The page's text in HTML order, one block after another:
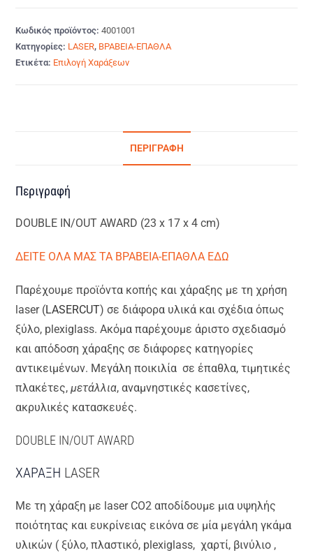
Κωδικός προϊόντος:4001001
Κατηγορίες: LASER, ΒΡΑΒΕΙΑ-ΕΠΑΘΛΑ
Ετικέτα: Επιλογή Χαράξεων
ΠΕΡΙΓΡΑΦΉ
Περιγραφή
DOUBLE IN/OUT AWARD (23 x 17 x 4 cm)
ΔΕΙΤΕ ΟΛΑ ΜΑΣ ΤΑ ΒΡΑΒΕΙΑ-ΕΠΑΘΛΑ ΕΔΩ
Παρέχουμε προϊόντα κοπής και χάραξης με τη χρήση
laser (LASERCUT) σε διάφορα υλικά και σχέδια όπως
ξύλο, plexiglass. Ακόμα παρέχουμε άριστο σχεδιασμό
και απόδοση χάραξης σε διάφορες κατηγορίες
αντικειμένων. Mεγάλη ποικιλία σε έπαθλα, τιμητικές
πλακέτες,μετάλλια, αναμνηστικές κασετίνες,
ακρυλικές κατασκευές.
DOUBLE IN/OUT AWARD
ΧΑΡΑΞΗ LASER
Με τη χάραξη με laser CO2 αποδίδουμε μια υψηλής
ποιότητας και ευκρίνειας εικόνα σε μία μεγάλη γκάμα
υλικών ( ξύλο, πλαστικό, plexiglass, χαρτί, βινύλιο ,